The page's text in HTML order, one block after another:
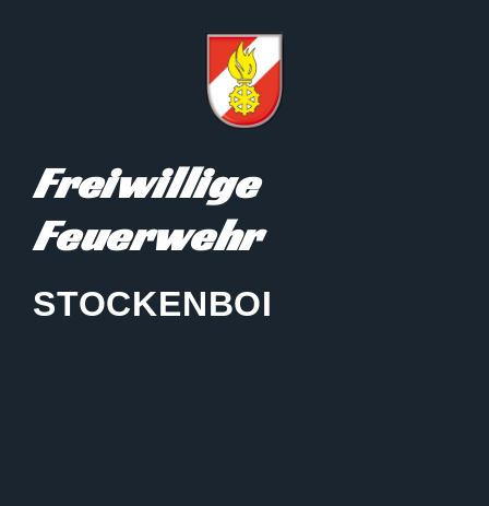
Freiwillige
Feuerwehr
STOCKENBOI